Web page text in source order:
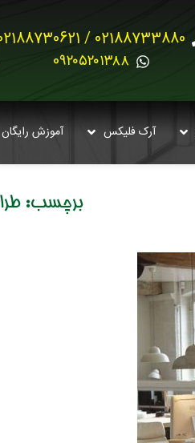
02188733880 / 02188730621
0۹۲۰۵۲۰۱۳۸۸
آرک فلیکس آموزش رایگان
برچسب: